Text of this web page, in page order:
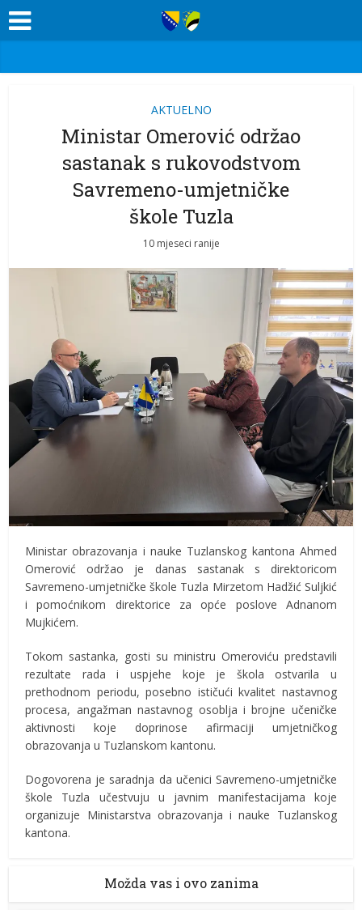
AKTUELNO
Ministar Omerović održao
sastanak s rukovodstvom
Savremeno-umjetničke
škole Tuzla
10 mjeseci ranije
Ministar obrazovanja i nauke Tuzlanskog kantona Ahmed
Omerović održao je danas sastanak s direktoricom
Savremeno-umjetničke škole Tuzla Mirzetom Hadžić Suljkić
i pomoćnikom direktorice za opće poslove Adnanom
Mujkićem.
Tokom sastanka, gosti su ministru Omeroviću predstavili
rezultate rada i uspjehe koje je škola ostvarila u
prethodnom periodu, posebno ističući kvalitet nastavnog
procesa, angažman nastavnog osoblja i brojne učeničke
aktivnosti koje doprinose afirmaciji umjetničkog
obrazovanja u Tuzlanskom kantonu.
Dogovorena je saradnja da učenici Savremeno-umjetničke
škole Tuzla učestvuju u javnim manifestacijama koje
organizuje Ministarstva obrazovanja i nauke Tuzlanskog
kantona.
Možda vas i ovo zanima